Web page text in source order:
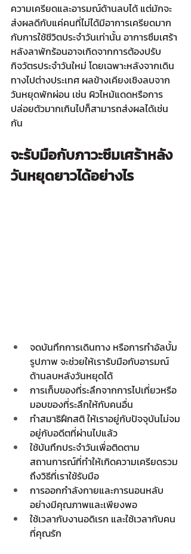
ความเครียดและอารมณ์ด้านลบได้ แต่มักจะ
ส่งผลดีกับแค่คนที่ไม่ได้มีอาการเครียดมาก
กับการใช้ชีวิตประจำวันเท่านั้น อาการซึมเศร้า
หลังลาพักร้อนอาจเกิดจากการต้องปรับ
กิจวัตรประจำวันใหม่ โดยเฉพาะหลังจากเดิน
ทางไปต่างประเทศ ผลข้างเคียงเชิงลบจาก
วันหยุดพักผ่อน เช่น ผิวไหม้แดดหรือการ
ปล่อยตัวมากเกินไปก็สามารถส่งผลได้เช่น
กัน
จะรับมือกับภาวะซึมเศร้าหลัง
วันหยุดยาวได้อย่างไร
จดบันทึกการเดินทาง หรือการทำอัลบั้ม
รูปภาพ จะช่วยให้เรารับมือกับอารมณ์
ด้านลบหลังวันหยุดได้
การเก็บของที่ระลึกจากการไปเที่ยวหรือ
มอบของที่ระลึกให้กับคนอื่น
ทำสมาธิฝึกสติ ให้เราอยู่กับปัจจุบันไม่จม
อยู่กับอดีตที่ผ่านไปแล้ว
ใช้บันทึกประจำวันเพื่อติดตาม
สถานการณ์ที่ทำให้เกิดความเครียดรวม
ถึงวิธีที่เราใช้รับมือ
การออกกำลังกายและการนอนหลับ
อย่างมีคุณภาพและเพียงพอ
ใช้เวลากับงานอดิเรก และใช้เวลากับคน
ที่คุณรัก